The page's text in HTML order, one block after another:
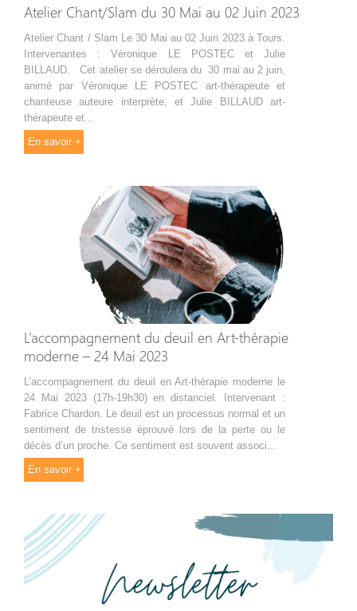
Atelier Chant/Slam du 30 Mai au 02 Juin 2023
Atelier Chant / Slam Le 30 Mai au 02 Juin 2023 à Tours.
Intervenantes : Véronique LE POSTEC et Julie
BILLAUD. Cet atelier se déroulera du 30 mai au 2 juin,
animé par Véronique LE POSTEC art-thérapeute et
chanteuse auteure interprète, et Julie BILLAUD art-
thérapeute et...
En savoir +
L’accompagnement du deuil en Art-thérapie
moderne – 24 Mai 2023
L’accompagnement du deuil en Art-thérapie moderne le
24 Mai 2023 (17h-19h30) en distanciel. Intervenant :
Fabrice Chardon. Le deuil est un processus normal et un
sentiment de tristesse éprouvé lors de la perte ou le
décès d’un proche. Ce sentiment est souvent associ...
En savoir +